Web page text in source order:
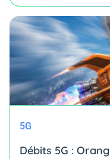
5G
Débits 5G :